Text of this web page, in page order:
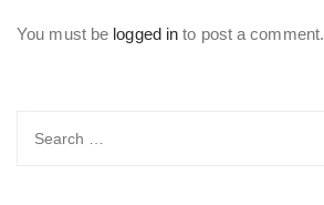
You must be logged in to post a comment.